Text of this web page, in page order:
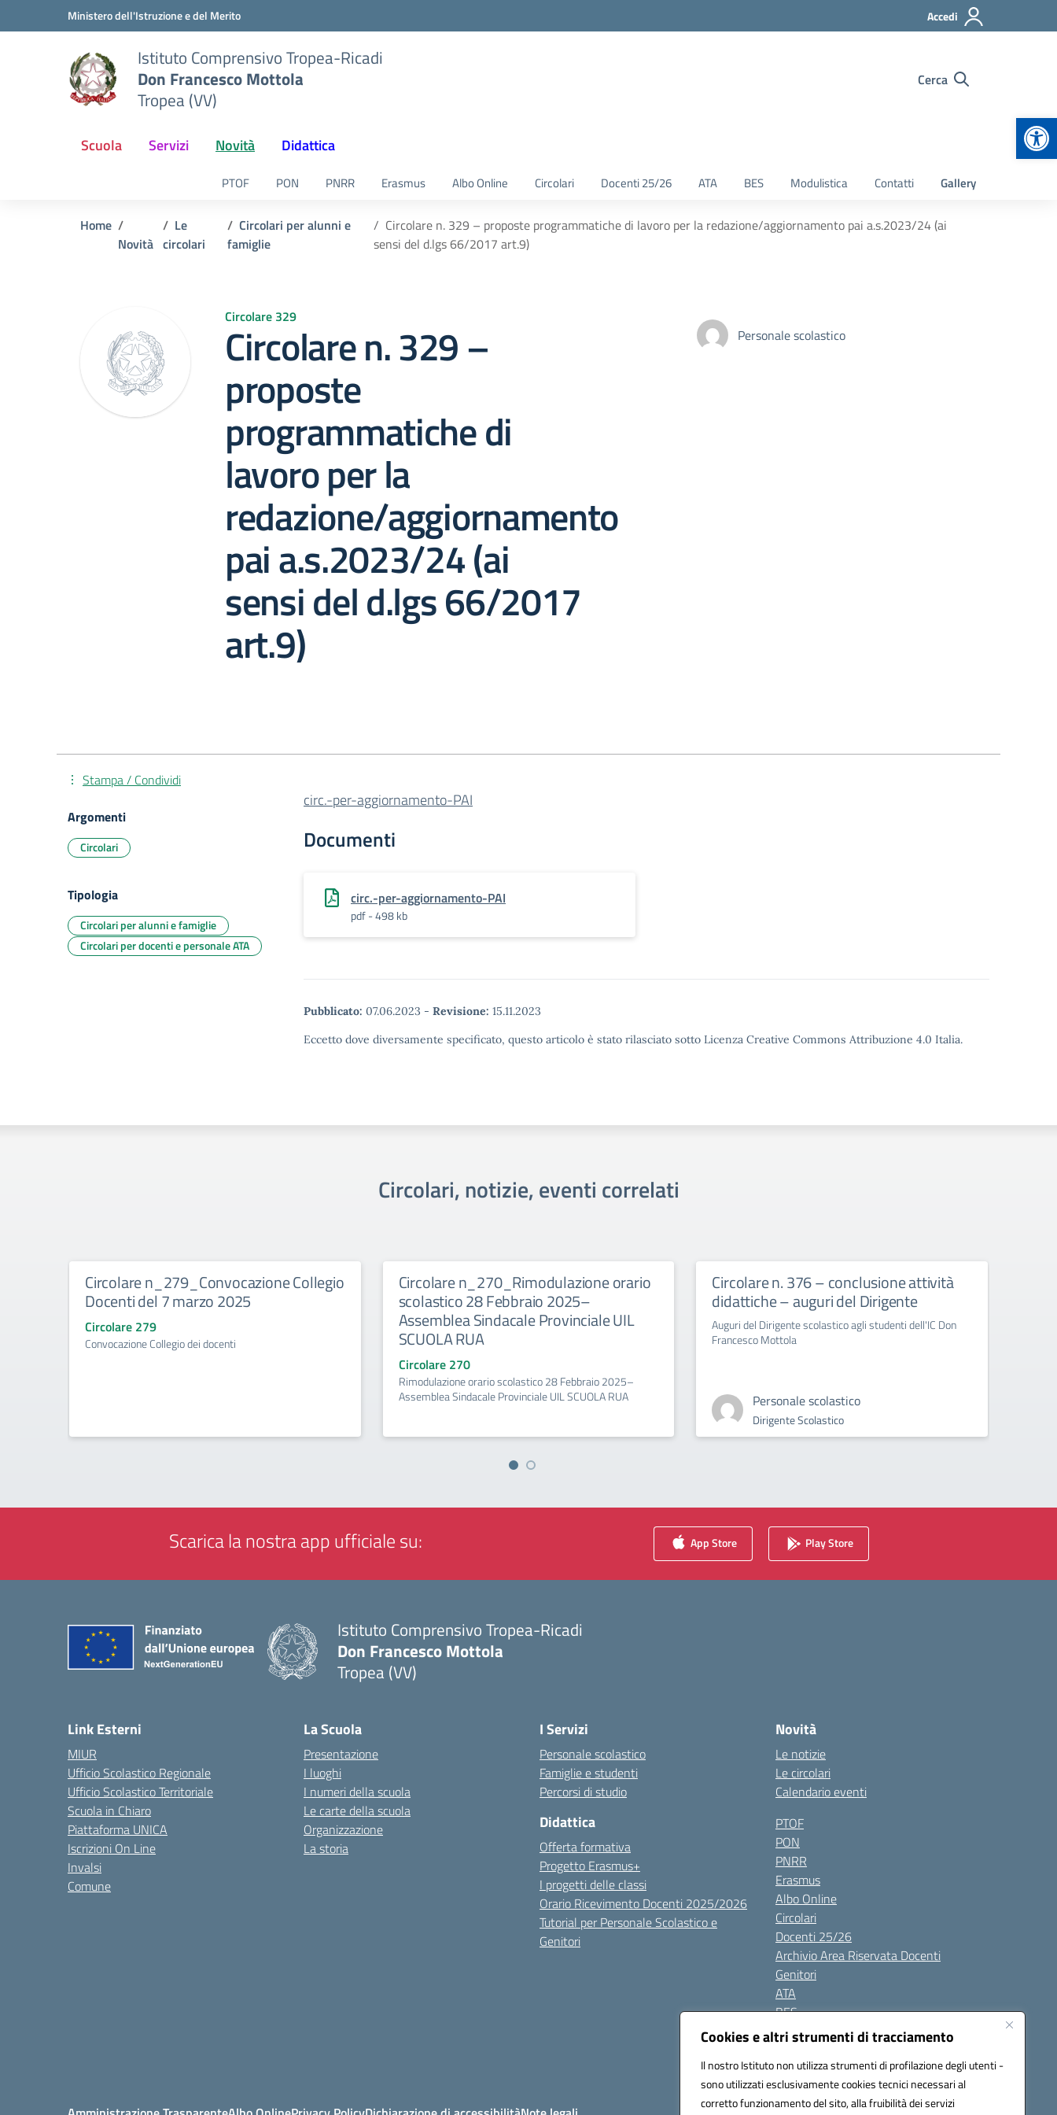
Cookies e altri strumenti di tracciamento
Il nostro Istituto non utilizza strumenti di profilazione degli utenti -
sono utilizzati esclusivamente cookies tecnici necessari al
corretto funzionamento del sito, alla fruibilità dei servizi
Vai ai contenuti
Vai al menu di navigazioneMinistero dell'Istruzione e del Merito Accedi
Istituto Comprensivo Tropea-Ricadi
Don Francesco Mottola
Tropea (VV)
Cerca
Scuola Servizi Novità Didattica
PTOF PON PNRR Erasmus Albo Online Circolari Docenti 25/26 ATA BES Modulistica Contatti Gallery
Home
Novità
Le
circolari
Circolari per alunni e
famiglie
Circolare n. 329 – proposte programmatiche di lavoro per la redazione/aggiornamento pai a.s.2023/24 (ai
sensi del d.lgs 66/2017 art.9)
Circolare 329
Circolare n. 329 –
proposte
programmatiche di
lavoro per la
redazione/aggiornamento
pai a.s.2023/24 (ai
sensi del d.lgs 66/2017
art.9)
Personale scolastico
circ.-per-aggiornamento-PAI
Documenti
circ.-per-aggiornamento-PAI
pdf - 498 kb
Pubblicato: 07.06.2023 - Revisione: 15.11.2023
Eccetto dove diversamente specificato, questo articolo è stato rilasciato sotto Licenza Creative Commons Attribuzione 4.0 Italia.
Stampa / Condividi
Argomenti
Circolari
Tipologia
Circolari per alunni e famiglie
Circolari per docenti e personale ATA
Circolari, notizie, eventi correlati
Circolare n_279_Convocazione Collegio
Docenti del 7 marzo 2025
Circolare 279
Convocazione Collegio dei docenti
Circolare n_270_Rimodulazione orario
scolastico 28 Febbraio 2025–
Assemblea Sindacale Provinciale UIL
SCUOLA RUA
Circolare 270
Rimodulazione orario scolastico 28 Febbraio 2025–
Assemblea Sindacale Provinciale UIL SCUOLA RUA
Circolare n. 376 – conclusione attività
didattiche – auguri del Dirigente
Auguri del Dirigente scolastico agli studenti dell'IC Don
Francesco Mottola
Personale scolastico
Dirigente Scolastico
Scarica la nostra app ufficiale su: App Store Play Store
Istituto Comprensivo Tropea-Ricadi
Don Francesco Mottola
Tropea (VV)
Link Esterni
MIUR
Ufficio Scolastico Regionale
Ufficio Scolastico Territoriale
Scuola in Chiaro
Piattaforma UNICA
Iscrizioni On Line
Invalsi
Comune
La Scuola
Presentazione
I luoghi
I numeri della scuola
Le carte della scuola
Organizzazione
La storia
I Servizi
Personale scolastico
Famiglie e studenti
Percorsi di studio
Didattica
Offerta formativa
Progetto Erasmus+
I progetti delle classi
Orario Ricevimento Docenti 2025/2026
Tutorial per Personale Scolastico e
Genitori
Novità
Le notizie
Le circolari
Calendario eventi
PTOF
PON
PNRR
Erasmus
Albo Online
Circolari
Docenti 25/26
Archivio Area Riservata Docenti
Genitori
ATA
BES
Modulistica
Gallery